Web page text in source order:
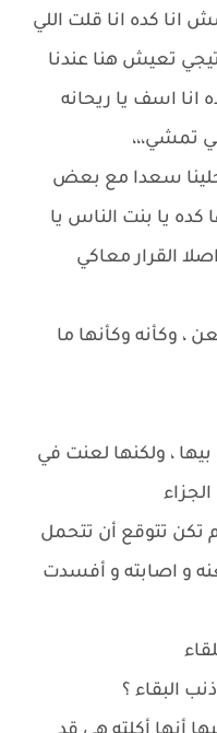
مش انا كده انا قلت اللي
تعيش هنا عندنا
انا اسف يا ريحانه
تمشي،،،
سعدا مع بعض
يا بنت الناس يا
القرار معاكي
، وكأنه وكأنها ما
، ولكنها لعنت في
تكن تتوقع أن تتحمل
و اصابته و أفسدت
البقاء ؟